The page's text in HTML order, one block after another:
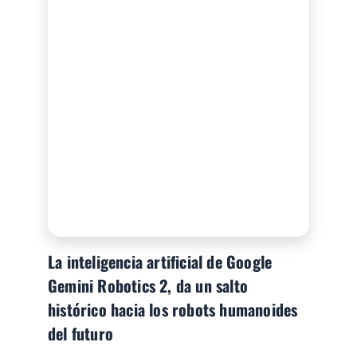
La inteligencia artificial de Google
Gemini Robotics 2, da un salto
histórico hacia los robots humanoides
del futuro